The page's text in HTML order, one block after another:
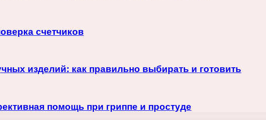
счетчиков
изделий: как правильно выбирать и готовить
помощь при гриппе и простуде